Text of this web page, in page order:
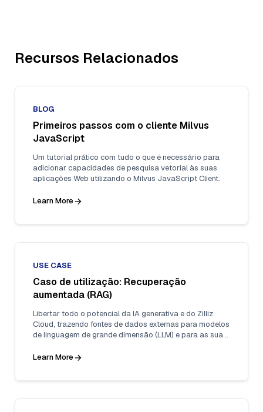
Recursos Relacionados
BLOG
Primeiros passos com o cliente Milvus
JavaScript
Um tutorial prático com tudo o que é necessário para
adicionar capacidades de pesquisa vetorial às suas
aplicações Web utilizando o Milvus JavaScript Client.
Learn More
USE CASE
Caso de utilização: Recuperação
aumentada (RAG)
Libertar todo o potencial da IA generativa e do Zilliz
Cloud, trazendo fontes de dados externas para modelos
de linguagem de grande dimensão (LLM) e para as suas
Learn More